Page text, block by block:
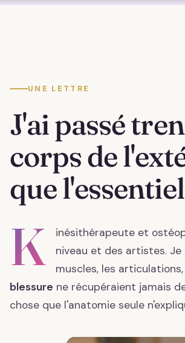
UNE LETTRE
J'ai passé
corps de
que
K
inésithérapeute et
niveau et des artistes.
muscles, les
blessure ne récupéraient jamais
chose que l'anatomie seule